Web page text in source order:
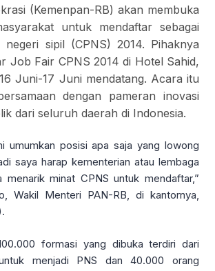
(Kemenpan-RB) akan membuka
untuk mendaftar sebagai
negeri sipil (CPNS) 2014. Pihaknya
Job Fair CPNS 2014 di Hotel Sahid,
Juni-17 Juni mendatang. Acara itu
dengan pameran inovasi
dari seluruh daerah di Indonesia.
umumkan posisi apa saja yang lowong
saya harap kementerian atau lembaga
minat CPNS untuk mendaftar,”
Wakil Menteri PAN-RB, di kantornya,
formasi yang dibuka terdiri dari
menjadi PNS dan 40.000 orang